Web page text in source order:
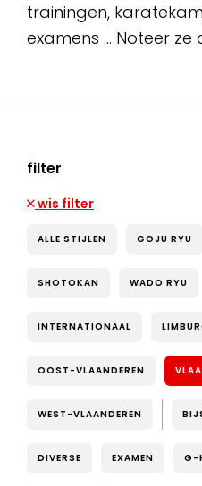
trainingen,
examens … Noteer
filter
wis filter
ALLE STIJLEN GOJU RYU
SHOTOKAN WADO RYU
INTERNATIONAAL
OOST-VLAANDEREN
WEST-VLAANDEREN
DIVERSE EXAMEN G-